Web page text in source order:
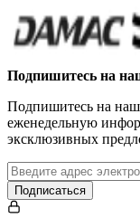
Подпишитесь на
Подпишитесь на
еженедельную
эксклюзивных
Подписаться